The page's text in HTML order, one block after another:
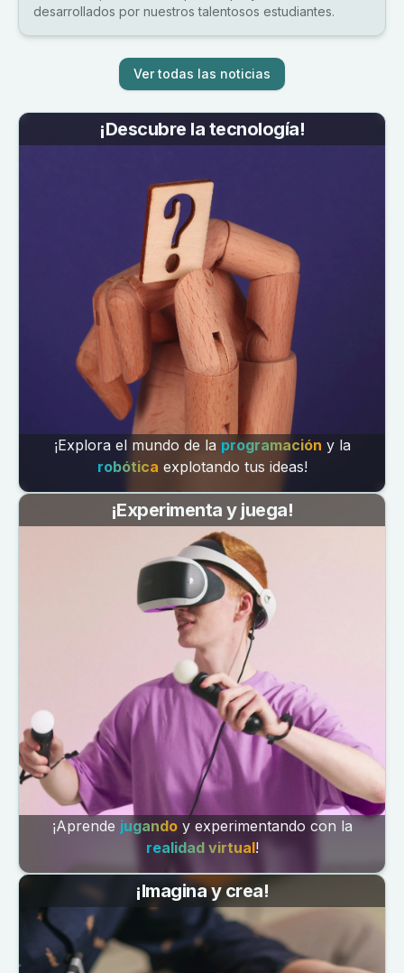
desarrollados por nuestros talentosos estudiantes.
Ver todas las noticias
¡Descubre la tecnología!
¡Explora el mundo de la programación y la
robótica explotando tus ideas!
¡Experimenta y juega!
¡Aprende jugandoy experimentando con la
realidad virtual!
¡Imagina y crea!